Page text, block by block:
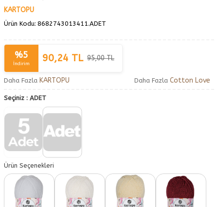
KARTOPU
Ürün Kodu: 8682743013411.ADET
%5
İndirim 90,24 TL 95,00TL
Daha Fazla KARTOPU Daha Fazla Cotton Love
Seçiniz : ADET
Ürün Seçenekleri